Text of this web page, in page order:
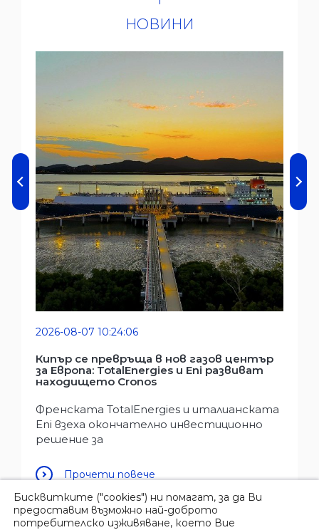
НОВИНИ
2026-08-07 10:24:06
Кипър се превръща в нов газов център
за Европа: TotalEnergies и Eni развиват
находището Cronos
Френската TotalEnergies и италианската
Eni взеха окончателно инвестиционно
решение за
Прочети повече
© 2026 Овергаз инк. |Политика за
Бисквитките ("cookies") ни помагат, за да Ви
предоставим възможно най-доброто
потребителско изживяване, което Вие